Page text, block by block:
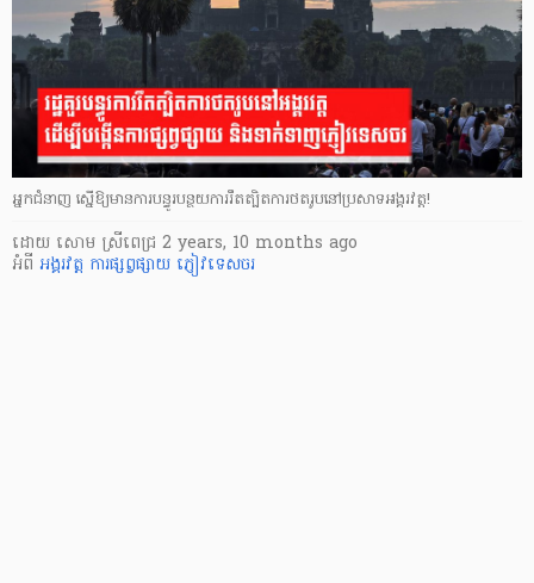
អ្នកជំនាញ ស្នើឱ្យមានការបន្ធូរបន្ថយការរឹតត្បិតការថតរូបនៅប្រសាទអង្គរវត្ត!
ដោយ សោម ស្រីពេជ្រ 2 years, 10 months ago
អំពី អង្គរវត្ត ការផ្សព្វផ្សាយ ភ្ញៀវទេសចរ